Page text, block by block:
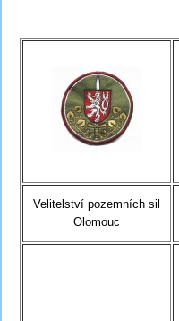
Velitelství pozemních sil
Olomouc